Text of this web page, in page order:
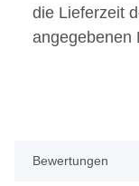
die Lieferzeit
angegebenen
Bewertungen